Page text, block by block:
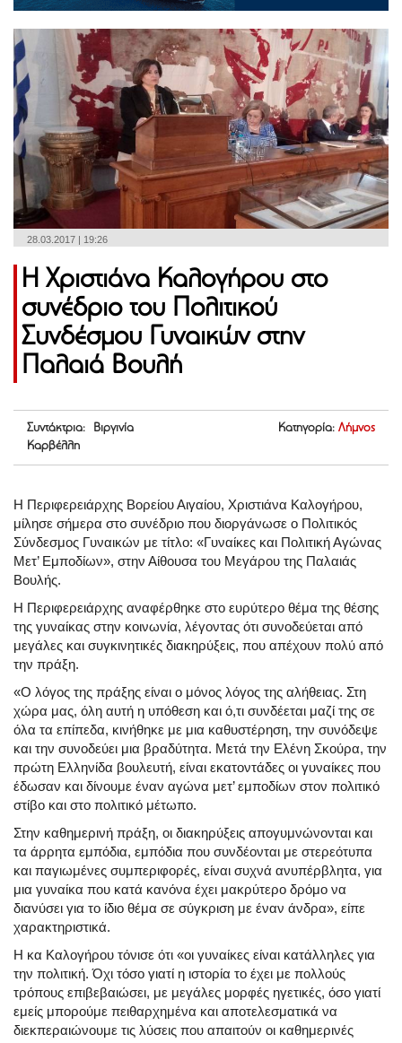
28.03.2017 | 19:26
Η Χριστιάνα Καλογήρου στο
συνέδριο του Πολιτικού
Συνδέσμου Γυναικών στην
Παλαιά Βουλή
Συντάκτρια: Βιργινία
Καρβέλλη
Κατηγορία: Λήμνος
Η Περιφερειάρχης Βορείου Αιγαίου, Χριστιάνα Καλογήρου,
μίλησε σήμερα στο συνέδριο που διοργάνωσε ο Πολιτικός
Σύνδεσμος Γυναικών με τίτλο: «Γυναίκες και Πολιτική Αγώνας
Μετ’ Εμποδίων», στην Αίθουσα του Μεγάρου της Παλαιάς
Βουλής.
Η Περιφερειάρχης αναφέρθηκε στο ευρύτερο θέμα της θέσης
της γυναίκας στην κοινωνία, λέγοντας ότι συνοδεύεται από
μεγάλες και συγκινητικές διακηρύξεις, που απέχουν πολύ από
την πράξη.
«Ο λόγος της πράξης είναι ο μόνος λόγος της αλήθειας. Στη
χώρα μας, όλη αυτή η υπόθεση και ό,τι συνδέεται μαζί της σε
όλα τα επίπεδα, κινήθηκε με μια καθυστέρηση, την συνόδεψε
και την συνοδεύει μια βραδύτητα. Μετά την Ελένη Σκούρα, την
πρώτη Ελληνίδα βουλευτή, είναι εκατοντάδες οι γυναίκες που
έδωσαν και δίνουμε έναν αγώνα μετ’ εμποδίων στον πολιτικό
στίβο και στο πολιτικό μέτωπο.
Στην καθημερινή πράξη, οι διακηρύξεις απογυμνώνονται και
τα άρρητα εμπόδια, εμπόδια που συνδέονται με στερεότυπα
και παγιωμένες συμπεριφορές, είναι συχνά ανυπέρβλητα, για
μια γυναίκα που κατά κανόνα έχει μακρύτερο δρόμο να
διανύσει για το ίδιο θέμα σε σύγκριση με έναν άνδρα», είπε
χαρακτηριστικά.
Η κα Καλογήρου τόνισε ότι «οι γυναίκες είναι κατάλληλες για
την πολιτική. Όχι τόσο γιατί η ιστορία το έχει με πολλούς
τρόπους επιβεβαιώσει, με μεγάλες μορφές ηγετικές, όσο γιατί
εμείς μπορούμε πειθαρχημένα και αποτελεσματικά να
διεκπεραιώνουμε τις λύσεις που απαιτούν οι καθημερινές